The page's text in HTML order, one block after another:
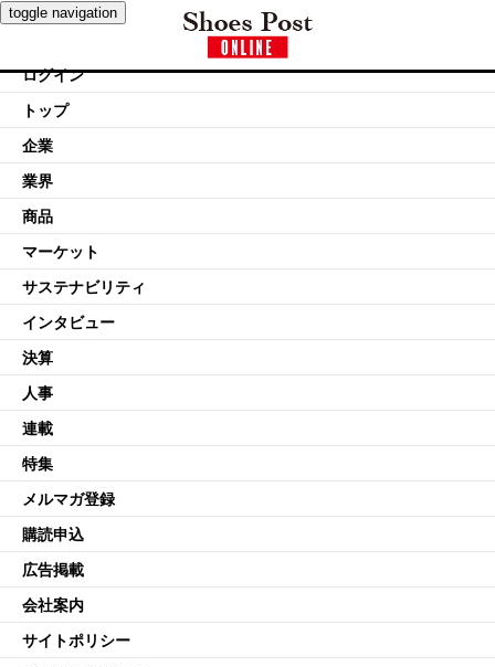
toggle navigation
ログイン
トップ
企業
業界
商品
マーケット
サステナビリティ
インタビュー
決算
人事
連載
特集
メルマガ登録
購読申込
広告掲載
会社案内
サイトポリシー